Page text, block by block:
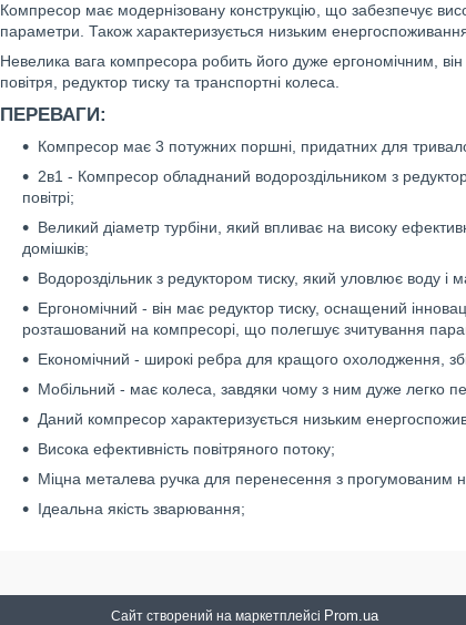
Компресор має модернізовану конструкцію, що забезпечує
параметри. Також характеризується низьким
Невелика вага компресора робить його дуже ергономічним,
повітря, редуктор тиску та транспортні колеса.
ПЕРЕВАГИ:
Компресор має 3 потужних поршні, придатних для
2в1 - Компресор обладнаний водороздільником з
повітрі;
Великий діаметр турбіни, який впливає на високу
домішків;
Водороздільник з редуктором тиску, який уловлює воду і
Ергономічний - він має редуктор тиску, оснащений
розташований на компресорі, що полегшує зчитування
Економічний - широкі ребра для кращого охолодження,
Мобільний - має колеса, завдяки чому з ним дуже легко
Даний компресор характеризується низьким
Висока ефективність повітряного потоку;
Міцна металева ручка для перенесення з прогумованим
Ідеальна якість зварювання;
Сайт створений на маркетплейсі Prom.ua